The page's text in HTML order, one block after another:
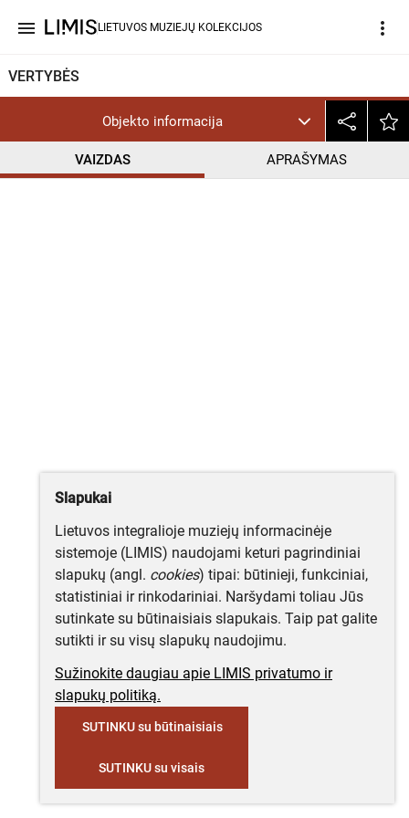
menu LIETUVOS MUZIEJŲ KOLEKCIJOS more_vert
VERTYBĖS
Objekto informacija
VAIZDAS APRAŠYMAS
Slapukai
Lietuvos integralioje muziejų informacinėje
sistemoje (LIMIS) naudojami keturi pagrindiniai
slapukų (angl. cookies) tipai: būtinieji, funkciniai,
statistiniai ir rinkodariniai. Naršydami toliau Jūs
sutinkate su būtinaisiais slapukais. Taip pat galite
sutikti ir su visų slapukų naudojimu.
Sužinokite daugiau apie LIMIS privatumo ir
slapukų politiką.
SUTINKU su būtinaisiais
SUTINKU su visais